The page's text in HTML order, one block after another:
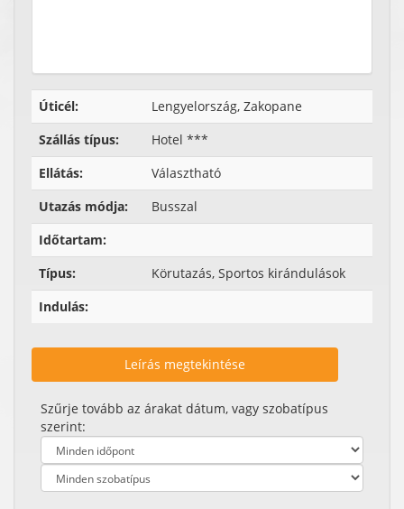
Úticél:
Lengyelország, Zakopane
Szállás típus:
Hotel ***
Ellátás:
Választható
Utazás módja:
Busszal
Időtartam:
Típus:
Körutazás, Sportos kirándulások
Indulás:
Leírás megtekintése
Szűrje tovább az árakat dátum, vagy szobatípus
szerint: